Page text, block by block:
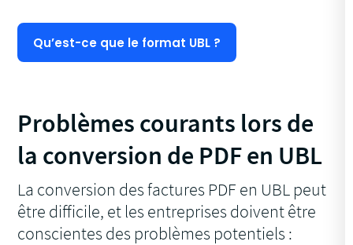
Qu’est-ce que le format UBL ?
Problèmes courants lors de
la conversion de PDF en UBL
La conversion des factures PDF en UBL peut
être difficile, et les entreprises doivent être
conscientes des problèmes potentiels :